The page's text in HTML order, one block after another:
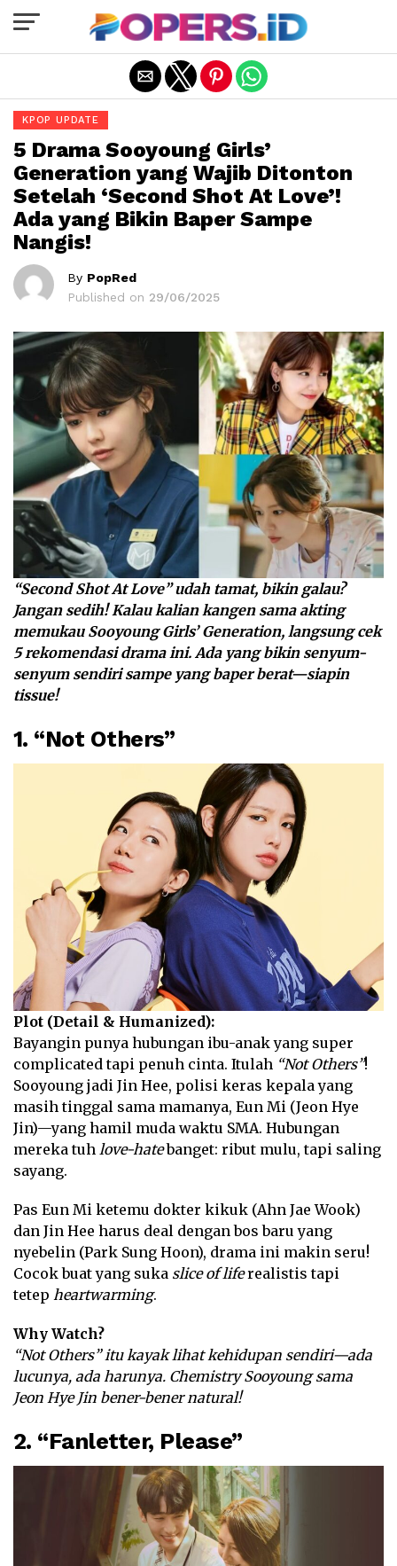
KPOP UPDATE
5 Drama Sooyoung Girls’
Generation yang Wajib Ditonton
Setelah ‘Second Shot At Love’!
Ada yang Bikin Baper Sampe
Nangis!
By PopRed
Published on 29/06/2025
“Second Shot At Love” udah tamat, bikin galau?
Jangan sedih! Kalau kalian kangen sama akting
memukau Sooyoung Girls’ Generation, langsung cek
5 rekomendasi drama ini. Ada yang bikin senyum-
senyum sendiri sampe yang baper berat—siapin
tissue!
1. “Not Others”
Plot (Detail & Humanized):
Bayangin punya hubungan ibu-anak yang super
complicated tapi penuh cinta. Itulah “Not Others”!
Sooyoung jadi Jin Hee, polisi keras kepala yang
masih tinggal sama mamanya, Eun Mi (Jeon Hye
Jin)—yang hamil muda waktu SMA. Hubungan
mereka tuh love-hatebanget: ribut mulu, tapi saling
sayang.
Pas Eun Mi ketemu dokter kikuk (Ahn Jae Wook)
dan Jin Hee harus deal dengan bos baru yang
nyebelin (Park Sung Hoon), drama ini makin seru!
Cocok buat yang suka slice of liferealistis tapi
tetep heartwarming.
Why Watch?
“Not Others” itu kayak lihat kehidupan sendiri—ada
lucunya, ada harunya. Chemistry Sooyoung sama
Jeon Hye Jin bener-bener natural!
2. “Fanletter, Please”
Exit mobile version